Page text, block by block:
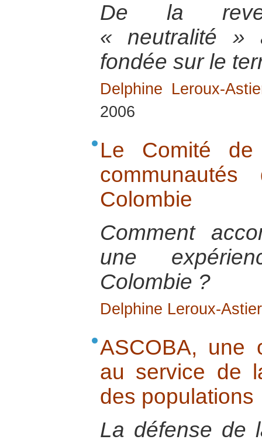
De la
« neutralité »
fondée sur le
Delphine Leroux-
2006
Le Comité
Colombie
Comment
une
Colombie ?
Delphine Leroux-Astier
ASCOBA, une
au service de
des populations
La défense de